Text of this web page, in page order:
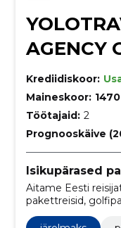
AGENCY
Krediidiskoor:
Maineskoor: 1470
Töötajaid: 2
Prognooskäive
Isikupärased
Aitame Eesti
pakettreisid,